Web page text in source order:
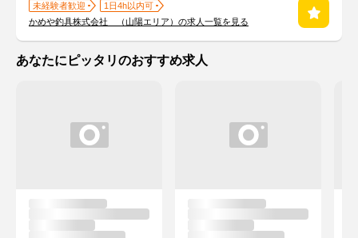
未経験者歓迎
1日4h以内可
かめや釣具株式会社 （山陽エリア）の求人一覧を見る
あなたにピッタリのおすすめ求人